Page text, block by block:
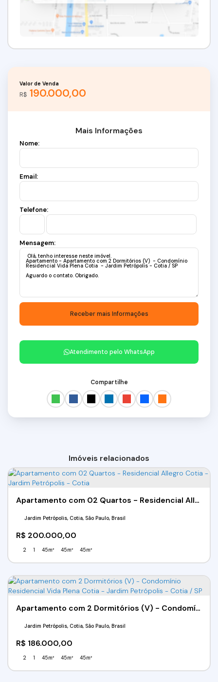
R$ 190.000,00
Valor de Venda
Mais Informações
Nome:
Email:
Telefone:
Mensagem:
Atendimento pelo WhatsApp
Compartilhe
Imóveis relacionados
Apartamento com 02 Quartos - Residencial Allegro Cotia - Jardim Petrópolis - Cotia
R$ 200.000,00
Jardim Petrópolis, Cotia, São Paulo, Brasil
2 1 45m² 45m² 45m²
Apartamento com 2 Dormitórios (V) - Condomínio Residencial Vida Plena Cotia - Jardim Petrópolis - Cotia / SP
R$ 186.000,00
Jardim Petrópolis, Cotia, São Paulo, Brasil
2 1 45m² 45m² 45m²